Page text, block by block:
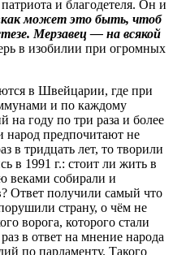
и благодетеля. Он и
как может это быть, чтоб
Мерзавец — на всякой
в изобилии при огромных
в Швейцарии, где при
и по каждому
на году по три раза и более
народ предпочитают не
в тридцать лет, то творили
в 1991 г.: стоит ли жить в
веками собирали и
Ответ получили самый что
страну, о чём не
ворога, которого стали
в ответ на мнение народа
по парламенту. Такого